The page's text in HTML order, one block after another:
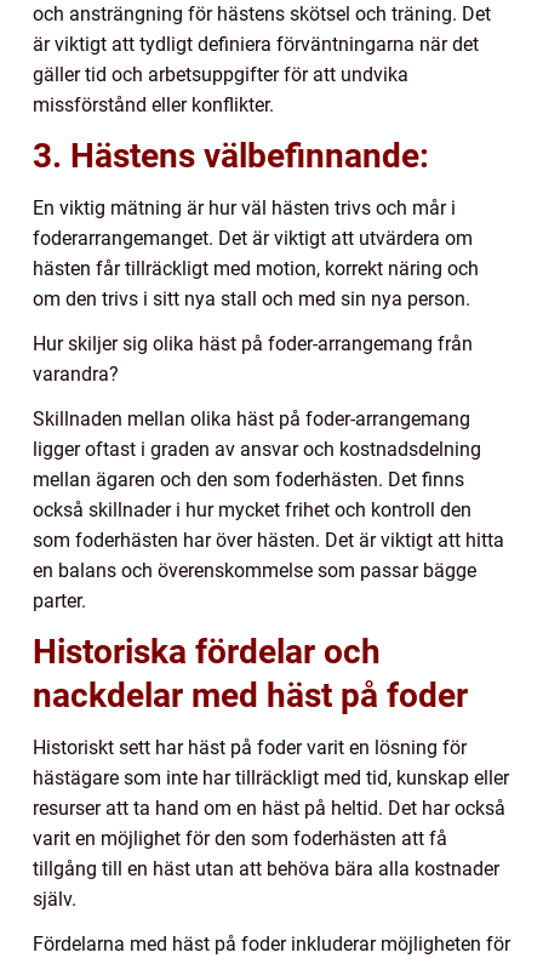
och ansträngning för hästens skötsel och träning. Det
är viktigt att tydligt definiera förväntningarna när det
gäller tid och arbetsuppgifter för att undvika
missförstånd eller konflikter.
3. Hästens välbefinnande:
En viktig mätning är hur väl hästen trivs och mår i
foderarrangemanget. Det är viktigt att utvärdera om
hästen får tillräckligt med motion, korrekt näring och
om den trivs i sitt nya stall och med sin nya person.
Hur skiljer sig olika häst på foder-arrangemang från
varandra?
Skillnaden mellan olika häst på foder-arrangemang
ligger oftast i graden av ansvar och kostnadsdelning
mellan ägaren och den som foderhästen. Det finns
också skillnader i hur mycket frihet och kontroll den
som foderhästen har över hästen. Det är viktigt att hitta
en balans och överenskommelse som passar bägge
parter.
Historiska fördelar och
nackdelar med häst på foder
Historiskt sett har häst på foder varit en lösning för
hästägare som inte har tillräckligt med tid, kunskap eller
resurser att ta hand om en häst på heltid. Det har också
varit en möjlighet för den som foderhästen att få
tillgång till en häst utan att behöva bära alla kostnader
själv.
Fördelarna med häst på foder inkluderar möjligheten för